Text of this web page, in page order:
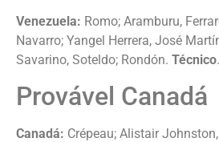
Venezuela: Romo; Aramburu,
Navarro; Yangel Herrera, José
Savarino, Soteldo; Rondón. Técnico
Provável Canadá
Canadá: Crépeau; Alistair